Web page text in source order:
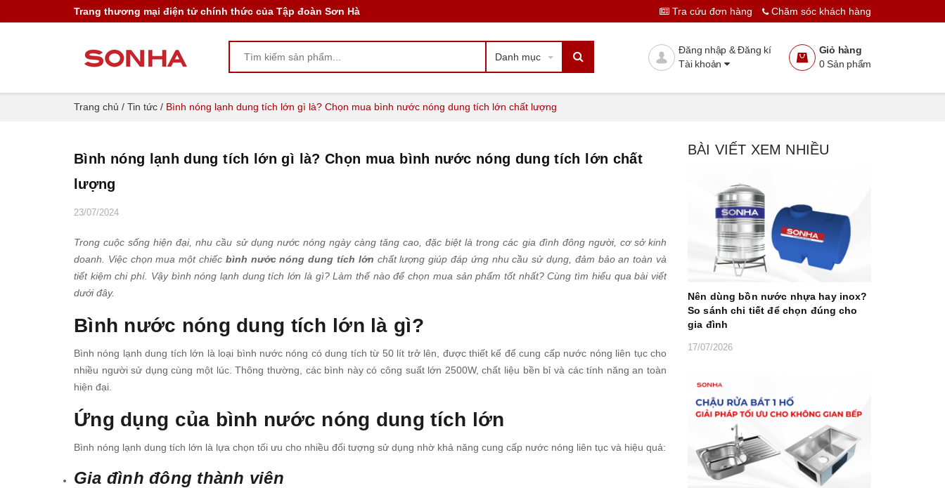
Trang thương mại điện tử chính thức của Tập đoàn Sơn Hà Tra cứu đơn hàng Chăm sóc khách hàng
Danh mục
Giỏ hàng
0Sản phẩm
Đăng nhập & Đăng kí
Tài khoản
Trang chủ / Tin tức / Bình nóng lạnh dung tích lớn gì là? Chọn mua bình nước nóng dung tích lớn chất lượng
Bình nóng lạnh dung tích lớn gì là? Chọn mua bình nước nóng dung tích lớn chất
lượng
23/07/2024
Trong cuộc sống hiện đại, nhu cầu sử dụng nước nóng ngày càng tăng cao, đặc biệt là trong các gia đình đông người, cơ sở kinh
doanh. Việc chọn mua một chiếc bình nước nóng dung tích lớn chất lượng giúp đáp ứng nhu cầu sử dụng, đảm bảo an toàn và
tiết kiệm chi phí. Vậy bình nóng lạnh dung tích lớn là gì? Làm thế nào để chọn mua sản phẩm tốt nhất? Cùng tìm hiểu qua bài viết
dưới đây.
Bình nước nóng dung tích lớn là gì?
Bình nóng lạnh dung tích lớn là loại bình nước nóng có dung tích từ 50 lít trở lên, được thiết kế để cung cấp nước nóng liên tục cho
nhiều người sử dụng cùng một lúc. Thông thường, các bình này có công suất lớn 2500W, chất liệu bền bỉ và các tính năng an toàn
hiện đại.
Ứng dụng của bình nước nóng dung tích lớn
Bình nóng lạnh dung tích lớn là lựa chọn tối ưu cho nhiều đối tượng sử dụng nhờ khả năng cung cấp nước nóng liên tục và hiệu quả:
Gia đình đông thành viên
BÀI VIẾT XEM NHIỀU
Nên dùng bồn nước nhựa hay inox?
So sánh chi tiết để chọn đúng cho
gia đình
17/07/2026